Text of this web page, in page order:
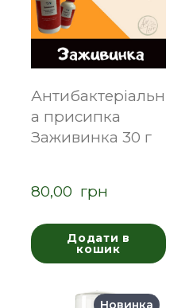
Антибактеріальн
а присипка
Заживинка 30 г
80,00  грн
Додати в
кошик
Новинка